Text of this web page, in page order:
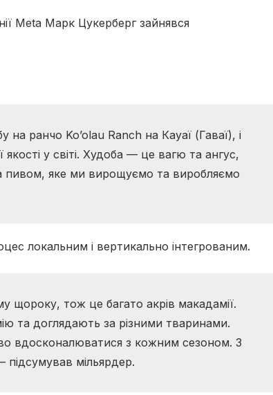
Meta Марк Цукерберг зайнявся
ранчо Ko’olau Ranch на Кауаї (Гаваї), і
у світі. Худоба — це вагю та ангус,
пивом, яке ми вирощуємо та виробляємо
локальним і вертикально інтегрованим.
щороку, тож це багато акрів макадамії.
та доглядають за різними тваринами.
вдосконалюватися з кожним сезоном. З
підсумував мільярдер.